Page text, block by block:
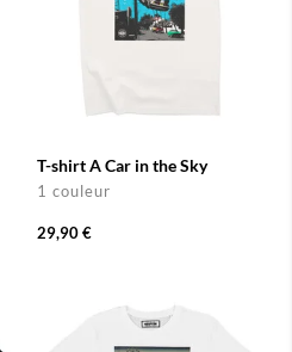
T-shirt A Car in the Sky
1 couleur
29,90 €